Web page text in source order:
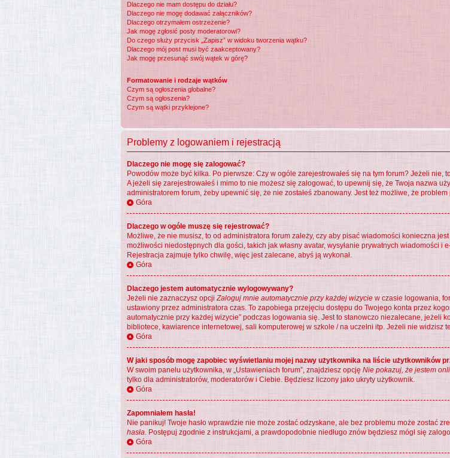
Dlaczego nie mam dostępu do działu?
Dlaczego nie mogę dodawać załączników?
Dlaczego otrzymałem ostrzeżenie?
Jak mogę zgłosić posty moderatorowi?
Do czego służy przycisk „Zapisz” w widoku tworzenia wątku?
Dlaczego mój post musi być zaakceptowany?
Jak mogę przesunąć swój wątek w górę?
Formatowanie i rodzaje wątków
Czym są ogłoszenia globalne?
Czym są ogłoszenia?
Czym są wątki przyklejone?
Problemy z logowaniem i rejestracją
Dlaczego nie mogę się zalogować?
Powodów może być kilka. Po pierwsze: Czy w ogóle zarejestrowałeś się na tym forum? Jeżeli
A jeżeli się zarejestrowałeś i mimo to nie możesz się zalogować, to upewnij się, że Twoja nazwa
administratorem forum, żeby upewnić się, że nie zostałeś zbanowany. Jest też możliwe, że
Góra
Dlaczego w ogóle muszę się rejestrować?
Możliwe, że nie musisz, to od administratora forum zależy, czy aby pisać wiadomości konieczna
możliwości niedostępnych dla gości, takich jak własny avatar, wysyłanie prywatnych wiadomości
Rejestracja zajmuje tylko chwilę, więc jest zalecane, abyś ją wykonał.
Góra
Dlaczego jestem automatycznie wylogowywany?
Jeżeli nie zaznaczysz opcjiZaloguj mnie automatycznie przy każdej wizycie w czasie logowania,
ustawiony przez administratora czas. To zapobiega przejęciu dostępu do Twojego konta przez
automatycznie przy każdej wizycie” podczas logowania się. Jest to stanowczo niezalecane, jeżeli
bibliotece, kawiarence internetowej, sali komputerowej w szkole / na uczelni itp. Jeżeli nie widzisz
Góra
W jaki sposób mogę zapobiec wyświetlaniu mojej nazwy użytkownika na liście użytkowników
W swoim panelu użytkownika, w „Ustawieniach forum”, znajdziesz opcję Nie pokazuj, że jestem
tylko dla administratorów, moderatorów i Ciebie. Będziesz liczony jako ukryty użytkownik.
Góra
Zapomniałem hasła!
Nie panikuj! Twoje hasło wprawdzie nie może zostać odzyskane, ale bez problemu może zostać
hasła. Postępuj zgodnie z instrukcjami, a prawdopodobnie niedługo znów będziesz mógł się
Góra